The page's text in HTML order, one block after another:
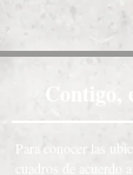
Contigo,
Para conocer las
cuadros de acuerdo